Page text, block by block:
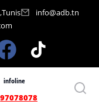
info@adb.tn
infoline